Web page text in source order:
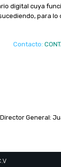
digital cuya
para
Contacto:
Director General: